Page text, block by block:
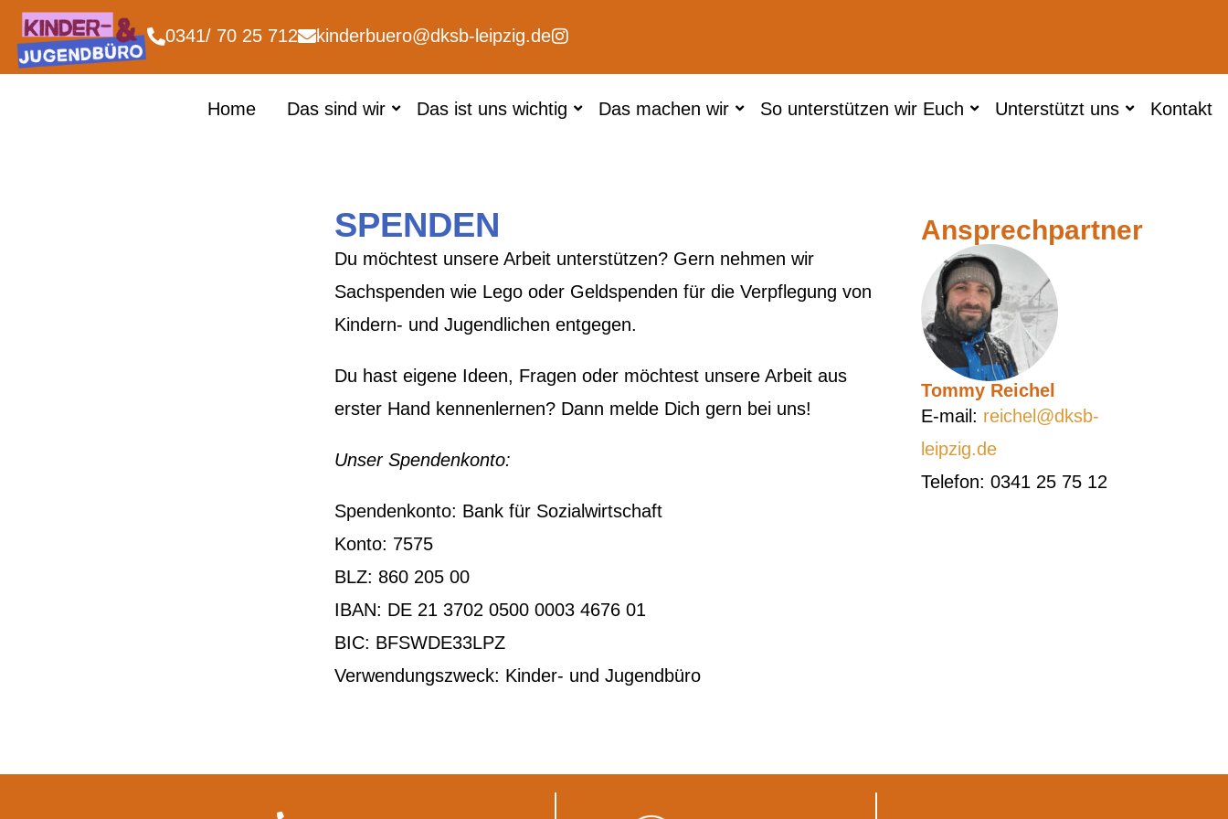
0341/ 70 25 712 kinderbuero@dksb-leipzig.de
Home Das sind wir Das ist uns wichtig Das machen wir So unterstützen wir Euch Unterstützt uns Kontakt
SPENDEN
Du möchtest unsere Arbeit unterstützen? Gern nehmen wir
Sachspenden wie Lego oder Geldspenden für die Verpflegung von
Kindern- und Jugendlichen entgegen.
Du hast eigene Ideen, Fragen oder möchtest unsere Arbeit aus
erster Hand kennenlernen? Dann melde Dich gern bei uns!
Unser Spendenkonto:
Spendenkonto: Bank für Sozialwirtschaft
Konto: 7575
BLZ: 860 205 00
IBAN: DE 21 3702 0500 0003 4676 01
BIC: BFSWDE33LPZ
Verwendungszweck: Kinder- und Jugendbüro
Ansprechpartner
Tommy Reichel
E-mail: reichel@dksb-
leipzig.de
Telefon: 0341 25 75 12